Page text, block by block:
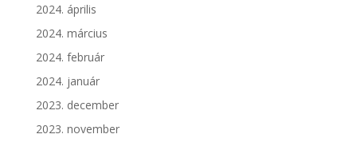
2024. április
2024. március
2024. február
2024. január
2023. december
2023. november